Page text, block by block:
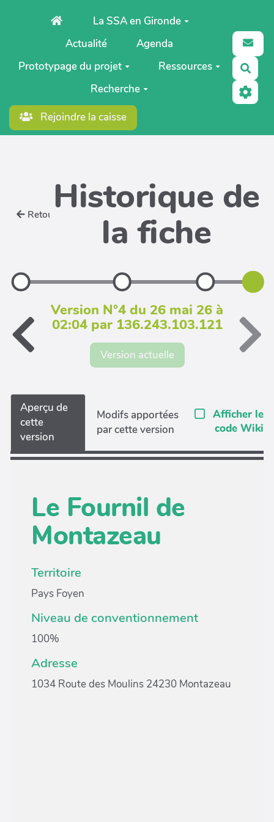
Aller au contenu principalLa SSA en Gironde
Actualité
Agenda
Prototypage du projet
Ressources
Recherche
Rejoindre la caisse
Retour Historique de
la fiche
Version N°4 du 26 mai 26 à
02:04 par 136.243.103.121
Version actuelle
Aperçu de
cette
version
Modifs apportées
par cette version
Afficher le
code Wiki
Le Fournil de
Montazeau
Territoire
Pays Foyen
Niveau de conventionnement
100%
Adresse
1034 Route des Moulins 24230 Montazeau